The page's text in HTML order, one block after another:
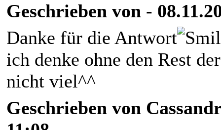
Geschrieben von -
Danke für die Antwort
ich denke ohne den Rest
nicht viel^^
Geschrieben von